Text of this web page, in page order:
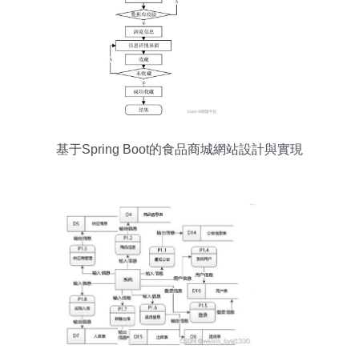
基于Spring Boot的食品商城網站設計與實現